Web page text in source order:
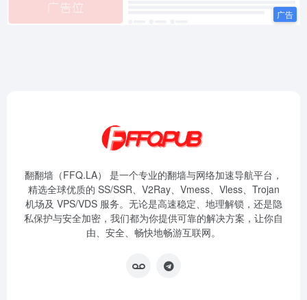
翻翻墙（FFQ.LA） 是一个专业的翻墙与网络加速导航平台，
精选全球优质的 SS/SSR、V2Ray、Vmess、Vless、Trojan
机场及 VPS/VDS 服务。无论是高速稳定、地理解锁，还是隐
私保护与安全加密，我们都为你提供可靠的解决方案，让你自
由、安全、畅快地畅游互联网。